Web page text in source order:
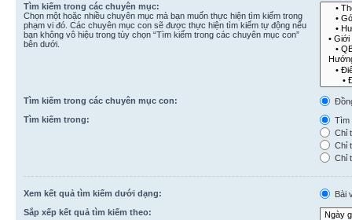
Tìm kiếm trong các chuyên mục:
Chọn một hoặc nhiều chuyên mục mà bạn muốn thực hiện tìm kiếm trong
phạm vi đó. Các chuyên mục con sẽ được thực hiện tìm kiếm tự động nếu
bạn không vô hiệu trong tùy chọn “Tìm kiếm trong các chuyên mục con”
bên dưới.
Tìm kiếm trong các chuyên mục con:
Tìm kiếm trong:
Tìm
Chỉ
Chỉ
Chỉ
Xem kết quả tìm kiếm dưới dạng:
Bài
Sắp xếp kết quả tìm kiếm theo: